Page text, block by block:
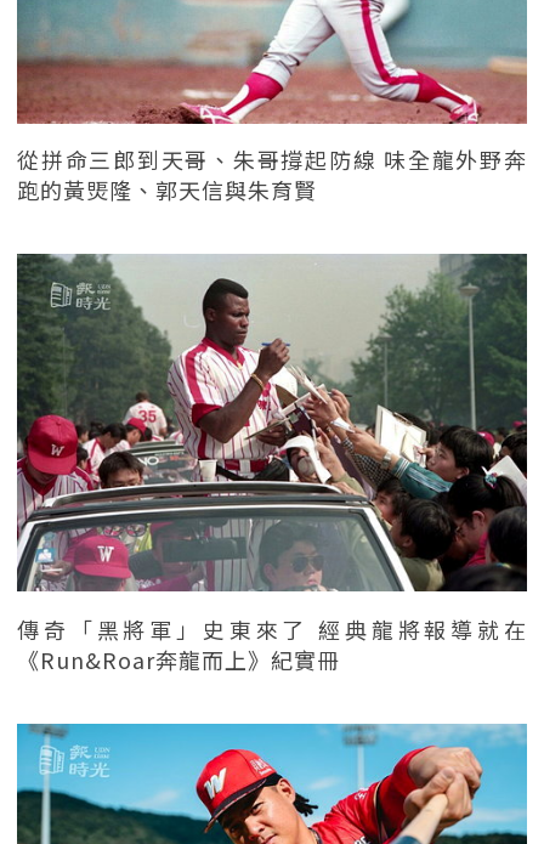
從拼命三郎到天哥、朱哥撐起防線 味全龍外野奔
跑的黃煚隆、郭天信與朱育賢
傳奇「黑將軍」史東來了 經典龍將報導就在
《Run&Roar奔龍而上》紀實冊